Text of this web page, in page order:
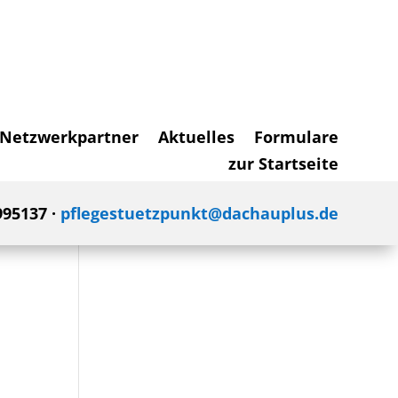
Netzwerkpartner Aktuelles
Formulare
zur Startseite
· pflegestuetzpunkt@dachauplus.de